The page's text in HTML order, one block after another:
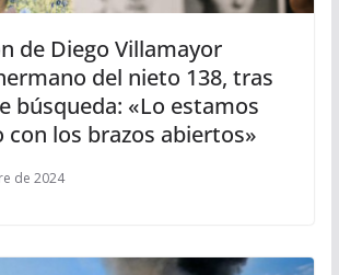
de Diego Villamayor
del nieto 138, tras
búsqueda: «Lo estamos
con los brazos abiertos»
de 2024